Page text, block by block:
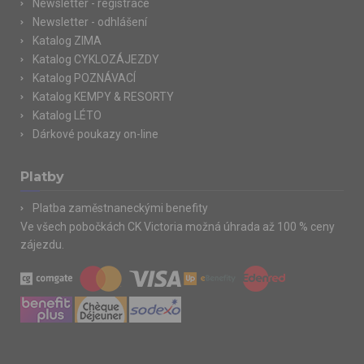
Newsletter - registrace
Newsletter - odhlášení
Katalog ZIMA
Katalog CYKLOZÁJEZDY
Katalog POZNÁVACÍ
Katalog KEMPY & RESORTY
Katalog LÉTO
Dárkové poukazy on-line
Platby
Platba zaměstnaneckými benefity
Ve všech pobočkách CK Victoria možná úhrada až 100 % ceny
zájezdu.